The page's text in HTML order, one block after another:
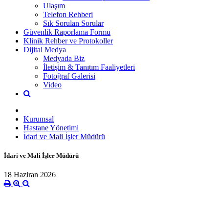
Ulaşım
Telefon Rehberi
Sık Sorulan Sorular
Güvenlik Raporlama Formu
Klinik Rehber ve Protokoller
Dijital Medya
Medyada Biz
İletişim & Tanıtım Faaliyetleri
Fotoğraf Galerisi
Video
Kurumsal
Hastane Yönetimi
İdari ve Mali İşler Müdürü
İdari ve Mali İşler Müdürü
18 Haziran 2026